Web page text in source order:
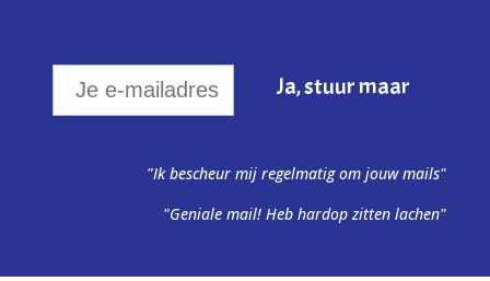
"Ik bescheur mij regelmatig om jouw mails"
"Geniale mail! Heb hardop zitten lachen"